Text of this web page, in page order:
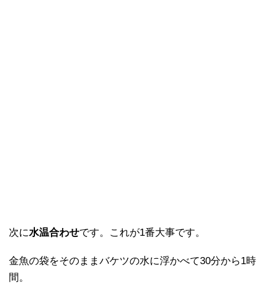
次に水温合わせです。これが1番大事です。
金魚の袋をそのままバケツの水に浮かべて30分から1時
間。